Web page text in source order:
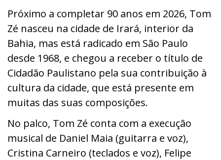
Próximo a completar 90 anos em 2026, Tom
Zé nasceu na cidade de Irará, interior da
Bahia, mas está radicado em São Paulo
desde 1968, e chegou a receber o título de
Cidadão Paulistano pela sua contribuição à
cultura da cidade, que está presente em
muitas das suas composições.
No palco, Tom Zé conta com a execução
musical de Daniel Maia (guitarra e voz),
Cristina Carneiro (teclados e voz), Felipe